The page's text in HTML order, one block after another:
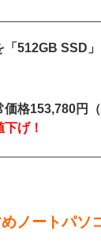
「512GB SSD
価格153,780円
下げ！
ノートパソ